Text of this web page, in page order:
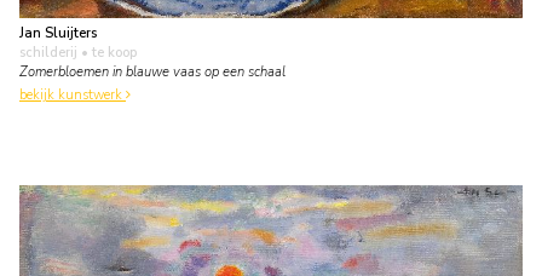
Jan Sluijters
schilderij • te koop
Zomerbloemen in blauwe vaas op een schaal
bekijk kunstwerk